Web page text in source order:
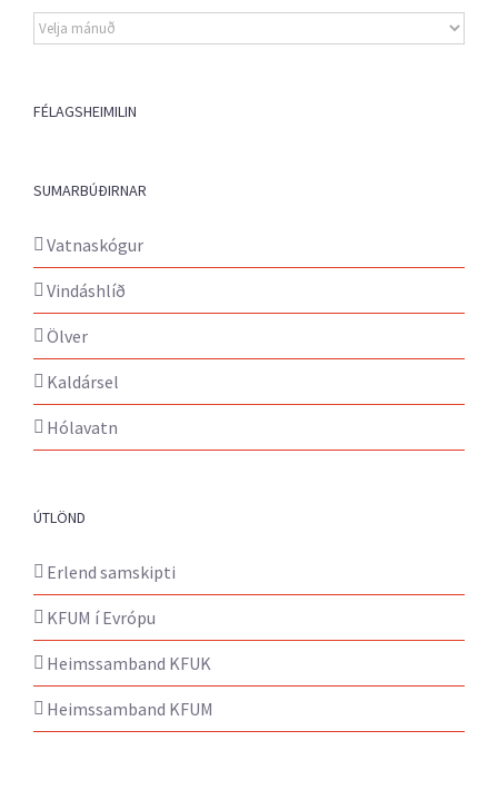
Eldri
fréttir
FÉLAGSHEIMILIN
SUMARBÚÐIRNAR
Vatnaskógur
Vindáshlíð
Ölver
Kaldársel
Hólavatn
ÚTLÖND
Erlend samskipti
KFUM í Evrópu
Heimssamband KFUK
Heimssamband KFUM